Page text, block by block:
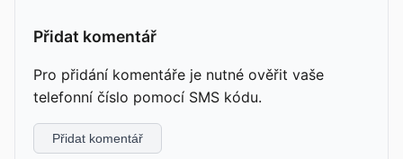
Přidat komentář
Pro přidání komentáře je nutné ověřit vaše
telefonní číslo pomocí SMS kódu.
Přidat komentář